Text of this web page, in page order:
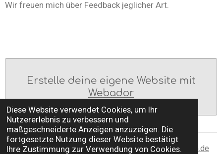
Diese Website verwendet Cookies, um Ihr
Nutzererlebnis zu verbessern und
maßgeschneiderte Anzeigen anzuzeigen. Die
fortgesetzte Nutzung dieser Website bestätigt
Ihre Zustimmung zur Verwendung von Cookies.
Wir freuen mich über Feedback jeglicher Art.
Erstelle deine eigene Website mit
Webador
© 2023 ADHS-Treff Frankfurt am Main;https://adhs-ffm.de